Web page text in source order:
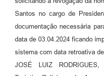
Participe mais
Editais
Santos no cargo de
documentação necessária
data de 03.04.2024 ficando
sistema com data retroativa
JOSÉ LUIZ